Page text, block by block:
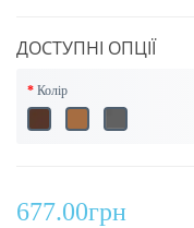
ДОСТУПНІ ОПЦІЇ
Колір
677.00грн